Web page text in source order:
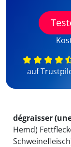
auf
dégraisser
Hemd)